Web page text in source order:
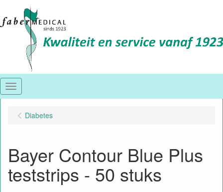
Menu
Diabetes
Bayer Contour Blue Plus
teststrips - 50 stuks